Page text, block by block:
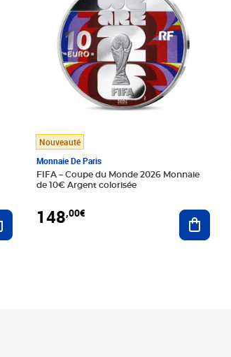
Ajouter au panier
Nouveauté
Monnaie De Paris
FIFA – Coupe du Monde 2026 Monnaie
de 10€ Argent colorisée
148,00€